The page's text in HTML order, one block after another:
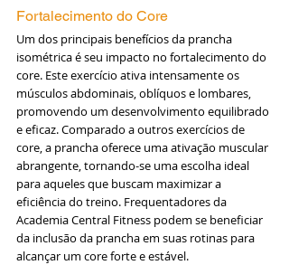
Fortalecimento do Core
Um dos principais benefícios da prancha
isométrica é seu impacto no fortalecimento do
core. Este exercício ativa intensamente os
músculos abdominais, oblíquos e lombares,
promovendo um desenvolvimento equilibrado
e eficaz. Comparado a outros exercícios de
core, a prancha oferece uma ativação muscular
abrangente, tornando-se uma escolha ideal
para aqueles que buscam maximizar a
eficiência do treino. Frequentadores da
Academia Central Fitness podem se beneficiar
da inclusão da prancha em suas rotinas para
alcançar um core forte e estável.